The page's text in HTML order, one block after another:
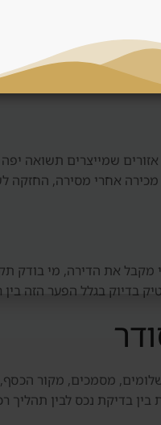
חוזה, תוכנית
כזאת, גם אזור טוב יכול
אזורים שמייצרים
אחרי מסירה, החזקה
מקבל את הדירה, מי בודק
בגלל הפער הזה בין
מסמכים, מקור
בדיקת נכס לבין תהליך